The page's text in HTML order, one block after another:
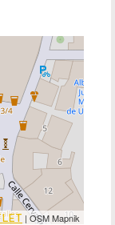
| OSM Mapnik